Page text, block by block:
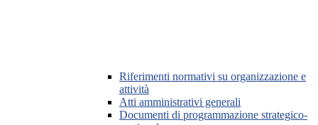
Riferimenti normativi su organizzazione e
attività
Atti amministrativi generali
Documenti di programmazione strategico-